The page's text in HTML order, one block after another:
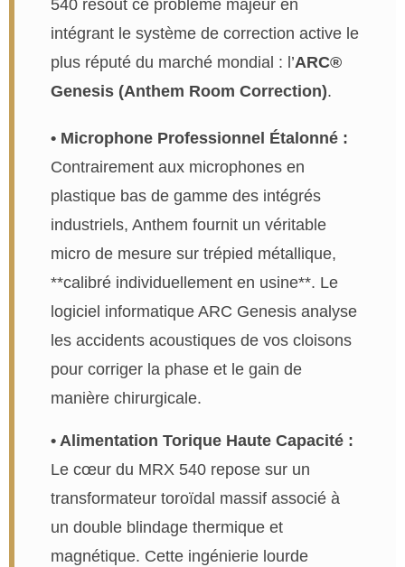
540 résout ce problème majeur en
intégrant le système de correction active le
plus réputé du marché mondial : l’ARC®
Genesis (Anthem Room Correction).
• Microphone Professionnel Étalonné :
Contrairement aux microphones en
plastique bas de gamme des intégrés
industriels, Anthem fournit un véritable
micro de mesure sur trépied métallique,
**calibré individuellement en usine**. Le
logiciel informatique ARC Genesis analyse
les accidents acoustiques de vos cloisons
pour corriger la phase et le gain de
manière chirurgicale.
• Alimentation Torique Haute Capacité :
Le cœur du MRX 540 repose sur un
transformateur toroïdal massif associé à
un double blindage thermique et
magnétique. Cette ingénierie lourde